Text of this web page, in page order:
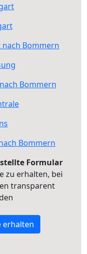
Bommern
Bommern
Bommern
Formular
zu erhalten, bei
transparent
erhalten